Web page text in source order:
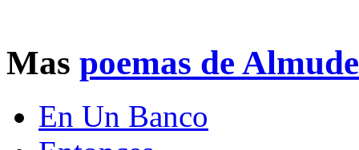
Mas poemas de
En Un Banco